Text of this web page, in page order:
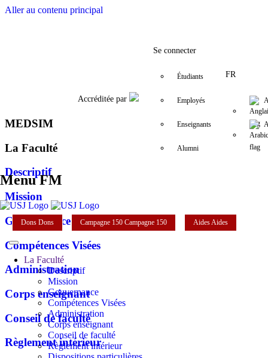
Aller au contenu principal
Accréditée par
Se connecter
Étudiants
Employés
Enseignants
Alumni
FR
Menu FM
Dons Dons Campagne 150 Campagne 150 AidesAides
La Faculté
Descriptif
Mission
Gouvernance
Compétences Visées
Administration
Corps enseignant
Conseil de faculté
Règlement intérieur
MEDSIM
La Faculté
Descriptif
Mission
Gouvernance
Compétences Visées
Administration
Corps enseignant
Conseil de faculté
Règlement intérieur